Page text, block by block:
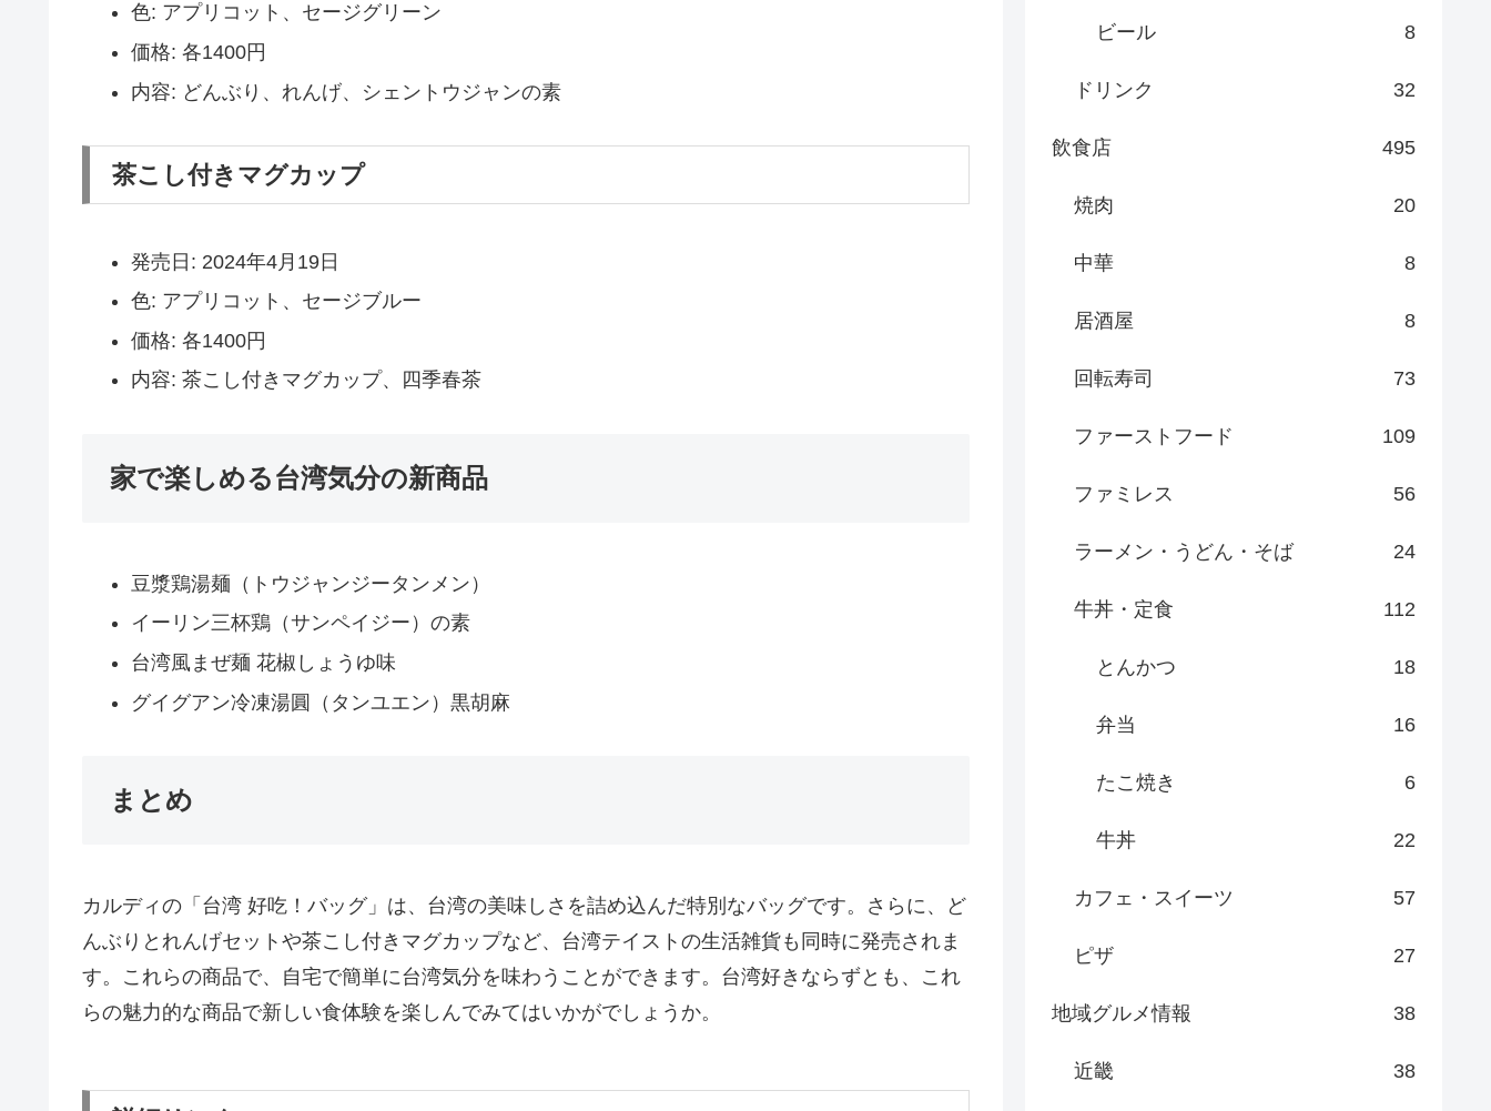
色: アプリコット、セージグリーン
価格: 各1400円
内容: どんぶり、れんげ、シェントウジャンの素
茶こし付きマグカップ
発売日: 2024年4月19日
色: アプリコット、セージブルー
価格: 各1400円
内容: 茶こし付きマグカップ、四季春茶
家で楽しめる台湾気分の新商品
豆漿鶏湯麺（トウジャンジータンメン）
イーリン三杯鶏（サンペイジー）の素
台湾風まぜ麺 花椒しょうゆ味
グイグアン冷凍湯圓（タンユエン）黒胡麻
まとめ
カルディの「台湾 好吃！バッグ」は、台湾の美味しさを詰め込んだ特別なバッグです。さらに、ど
んぶりとれんげセットや茶こし付きマグカップなど、台湾テイストの生活雑貨も同時に発売されま
す。これらの商品で、自宅で簡単に台湾気分を味わうことができます。台湾好きならずとも、これ
らの魅力的な商品で新しい食体験を楽しんでみてはいかがでしょうか。
ビール 8
ドリンク 32
飲食店 495
焼肉 20
中華 8
居酒屋 8
回転寿司 73
ファーストフード 109
ファミレス 56
ラーメン・うどん・そば 24
牛丼・定食 112
とんかつ 18
弁当 16
たこ焼き 6
牛丼 22
カフェ・スイーツ 57
ピザ 27
地域グルメ情報 38
近畿 38